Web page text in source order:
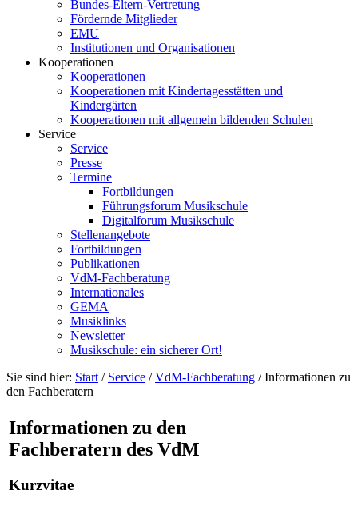
Bundes-Eltern-Vertretung
Fördernde Mitglieder
EMU
Institutionen und Organisationen
Kooperationen
Kooperationen
Kooperationen mit Kindertagesstätten und
Kindergärten
Kooperationen mit allgemein bildenden Schulen
Service
Service
Presse
Termine
Fortbildungen
Führungsforum Musikschule
Digitalforum Musikschule
Stellenangebote
Fortbildungen
Publikationen
VdM-Fachberatung
Internationales
GEMA
Musiklinks
Newsletter
Musikschule: ein sicherer Ort!
Sie sind hier: Start / Service /VdM-Fachberatung /Informationen zu
den Fachberatern
Informationen zu den
Fachberatern des VdM
Kurzvitae